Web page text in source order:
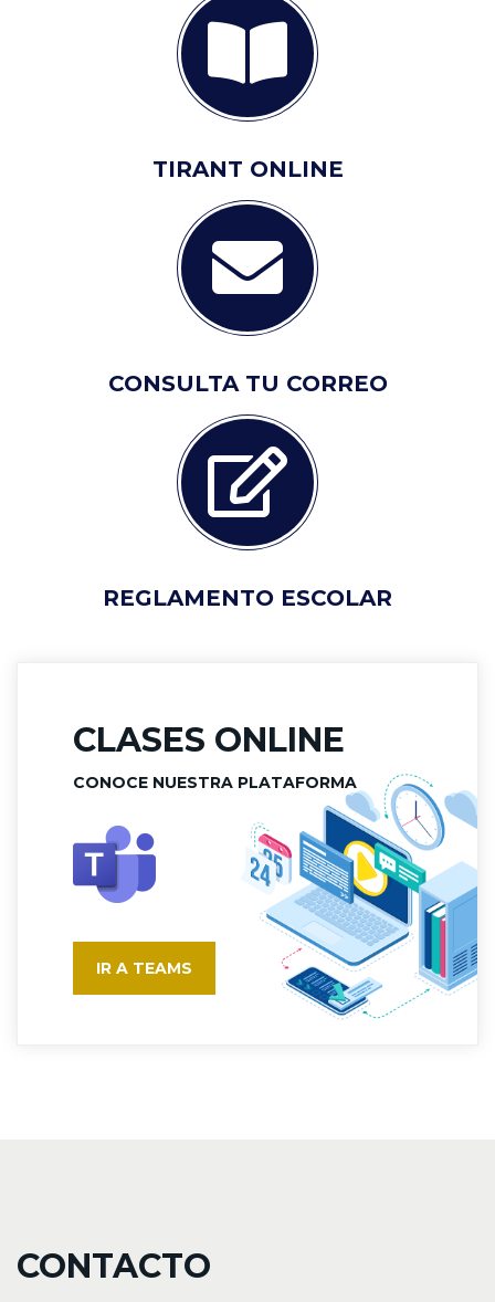
TIRANT ONLINE
CONSULTA TU CORREO
REGLAMENTO ESCOLAR
CLASES ONLINE
CONOCE NUESTRA PLATAFORMA
IR A TEAMS
CONTACTO